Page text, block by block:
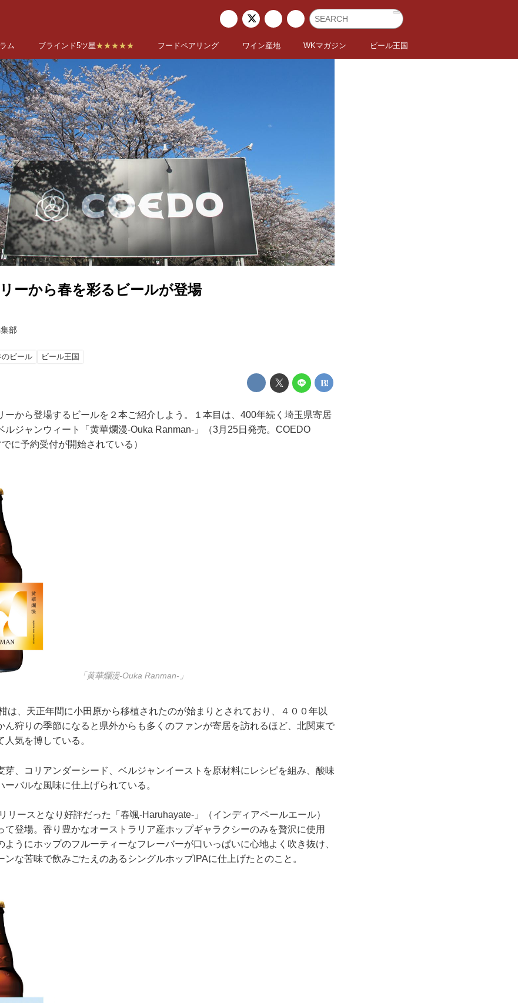
ム ブラインド5ツ星★★★★★ フードペアリング ワイン産地 WKマガジン ビール王国
ーから春を彩るビールが登場
部
のビール ビール王国
ーから登場するビールを２本ご紹介しよう。１本目は、400年続く埼玉県寄居
ルジャンウィート「黄華爛漫-Ouka Ranman-」（3月25日発売。COEDO
に予約受付が開始されている）
「黄華爛漫-Ouka Ranman-」
、天正年間に小田原から移植されたのが始まりとされており、４００年以
ん狩りの季節になると県外からも多くのファンが寄居を訪れるほど、北関東で
気を博している。
、コリアンダーシード、ベルジャンイーストを原材料にレシピを組み、酸味
ーバルな風味に仕上げられている。
ースとなり好評だった「春颯-Haruhayate-」（インディアペールエール）
て登場。香り豊かなオーストラリア産ホップギャラクシーのみを贅沢に使用
ようにホップのフルーティーなフレーバーが口いっぱいに心地よく吹き抜け、
ンな苦味で飲みごたえのあるシングルホップIPAに仕上げたとのこと。